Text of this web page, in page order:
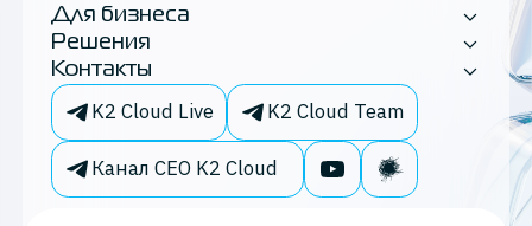
Для бизнеса
Решения
Контакты
K2 Cloud Live K2 Cloud Team
Канал CEO K2 Cloud